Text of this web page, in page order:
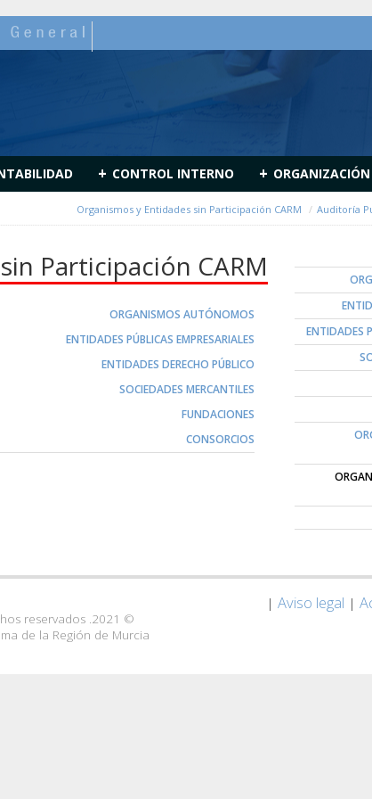
+
CONTROL INTERNO
+
Auditoría
Organismos y Entidades sin Participación CARM
ENTIDADES
Participación CARM
ORGANISMOS AUTÓNOMOS
ENTIDADES PÚBLICAS EMPRESARIALES
ENTIDADES DERECHO PÚBLICO
SOCIEDADES MERCANTILES
FUNDACIONES
CONSORCIOS
© 2021. Todos los derechos reservados.
de la Región de Murcia
Aviso legal |
|